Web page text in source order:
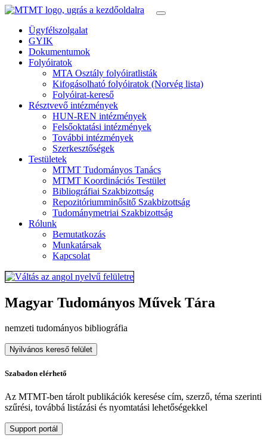
Ügyfélszolgalat
GYIK
Dokumentumok
Folyóiratok
MTA Osztály folyóiratlisták
Kifogásolható folyóiratok (Norvég lista)
Folyóirat-kereső
Résztvevő intézmények
HUN-REN intézmények
Felsőoktatási intézmények
További intézmények
Szerkesztőségek
Testületek
MTMT Tudományos Tanács
MTMT Koordinációs Testület
Bibliográfiai Szakbizottság
Repozitóriumminősitő Szakbizottság
Tudománymetriai Szakbizottság
Rólunk
Bemutatkozás
Munkatársak
Kapcsolat
Magyar Tudományos Művek Tára
nemzeti tudományos bibliográfia
Nyilvános kereső felület
Szabadon elérhető
Az MTMT-ben tárolt publikációk keresése cím, szerző, téma szerinti
szűrési, továbbá listázási és nyomtatási lehetőségekkel
Support portál